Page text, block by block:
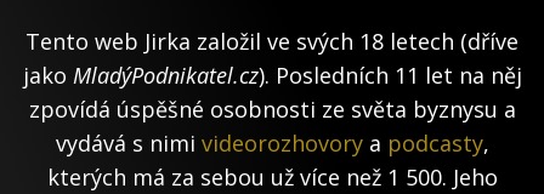
Tento web Jirka založil ve svých 18 letech (dříve
jako MladýPodnikatel.cz). Posledních 11 let na něj
zpovídá úspěšné osobnosti ze světa byznysu a
vydává s nimi videorozhovorya podcasty,
kterých má za sebou už více než 1 500. Jeho